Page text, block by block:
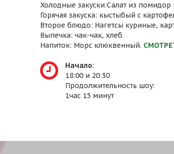
Холодные закуски:Салат из помидор
Горячая закуска: кыстыбый с
Второе блюдо: Нагетсы куриные,
Выпечка: чак-чак, хлеб.
Напиток: Морс клюквенный.
Начало:
18:00 и 20:30
Продолжительность шоу:
1час 15 минут